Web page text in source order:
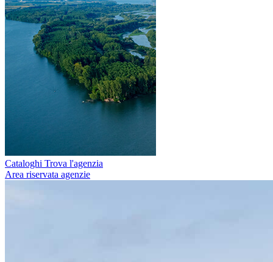
Cataloghi Trova l'agenzia
Area riservata agenzie